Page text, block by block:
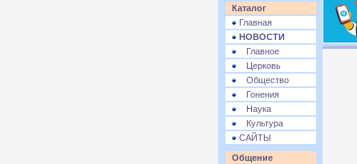
Каталог
Главная
НОВОСТИ
Главное
Церковь
Общество
Гонения
Наука
Культура
САЙТЫ
Общение